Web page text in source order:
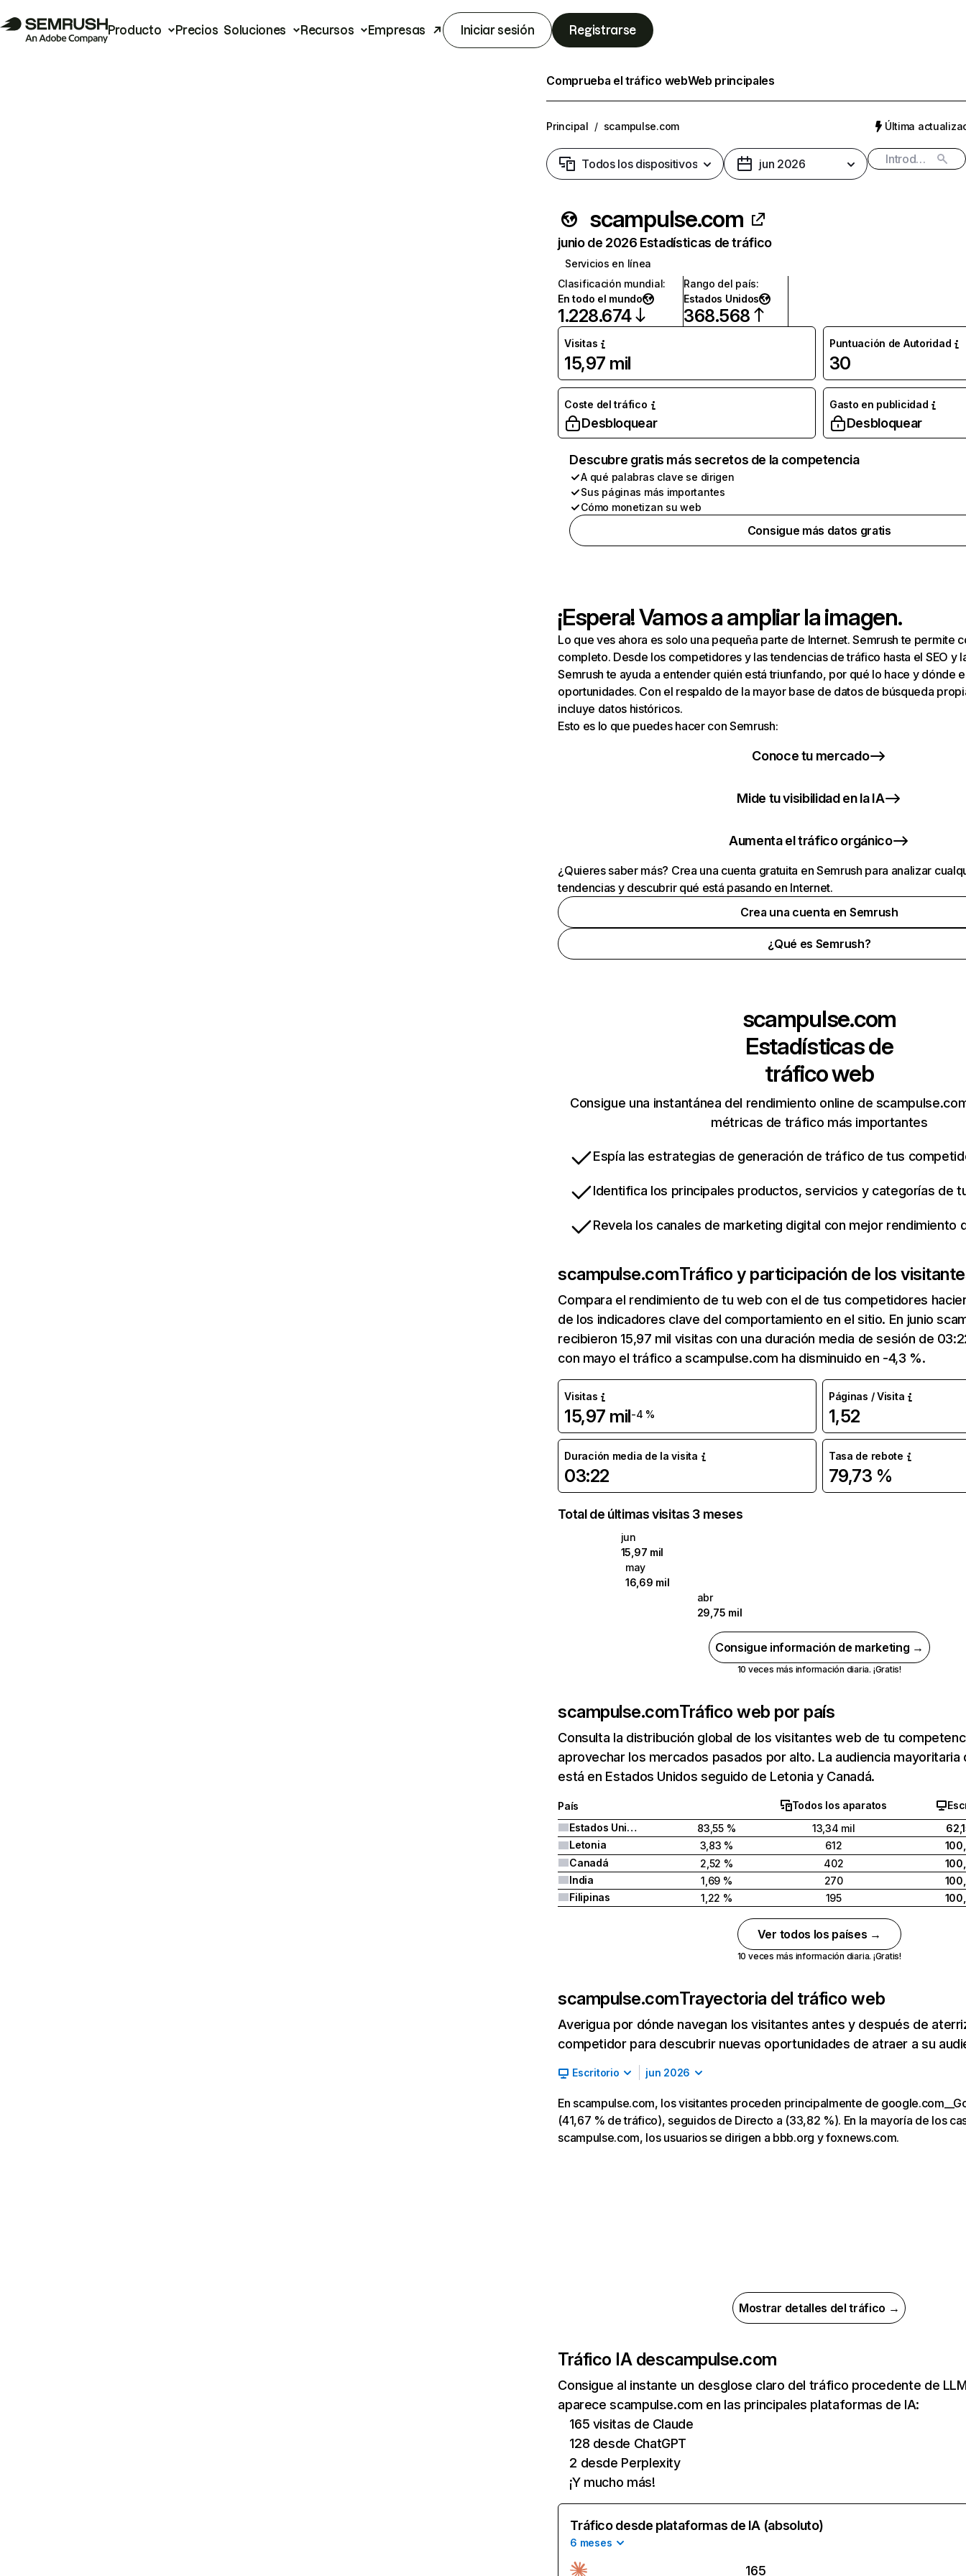
Producto Precios Soluciones Recursos Empresas Iniciar sesión Registrarse
Comprueba el tráfico webWeb principales
Principal / scampulse.com Última
Todos los dispositivos jun 2026
scampulse.com
junio de 2026 Estadísticas de tráfico
Servicios en línea
Clasificación mundial:
En todo el mundo
1.228.674
Rango del país:
Estados Unidos
368.568
Visitas
15,97 mil
Puntuación de Autoridad
30
Coste del tráfico
Desbloquear
Gasto en publicidad
Desbloquear
Descubre gratis más secretos de la competencia
A qué palabras clave se dirigen
Sus páginas más importantes
Cómo monetizan su web
Consigue más datos gratis
¡Espera! Vamos a ampliar la imagen.
Lo que ves ahora es solo una pequeña parte de Internet. Semrush te permite
completo. Desde los competidores y las tendencias de tráfico hasta el SEO y
Semrush te ayuda a entender quién está triunfando, por qué lo hace y dónde
oportunidades. Con el respaldo de la mayor base de datos de búsqueda
incluye datos históricos.
Esto es lo que puedes hacer con Semrush:
Conoce tu mercado
Mide tu visibilidad en la IA
Aumenta el tráfico orgánico
¿Quieres saber más? Crea una cuenta gratuita en Semrush para analizar
tendencias y descubrir qué está pasando en Internet.
Crea una cuenta en Semrush
¿Qué es Semrush?
scampulse.com
Estadísticas de
tráfico web
Consigue una instantánea del rendimiento online de
métricas de tráfico más importantes
Espía las estrategias de generación de tráfico de tus
Identifica los principales productos, servicios y categorías de
Revela los canales de marketing digital con mejor rendimiento
scampulse.comTráfico y participación de los
Compara el rendimiento de tu web con el de tus competidores
de los indicadores clave del comportamiento en el sitio. En junio
recibieron 15,97 mil visitas con una duración media de sesión de
con mayo el tráfico a scampulse.com ha disminuido en -4,3 %.
Visitas
15,97 mil-4 %
Páginas / Visita
1,52
Duración media de la visita
03:22
Tasa de rebote
79,73 %
Total de últimas visitas 3 meses
jun
15,97 mil
may
16,69 mil
abr
29,75 mil
Consigue información de marketing →
10 veces más información diaria. ¡Gratis!
scampulse.comTráfico web por país
Consulta la distribución global de los visitantes web de tu
aprovechar los mercados pasados por alto. La audiencia mayoritaria
está en Estados Unidos seguido de Letonia y Canadá.
País Todos los aparatos
Estados Unidos
83,55 % 13,34 mil
Letonia
3,83 % 612
Canadá
2,52 % 402
India
1,69 % 270
Filipinas
1,22 % 195
Ver todos los países →
10 veces más información diaria. ¡Gratis!
scampulse.comTrayectoria del tráfico web
Averigua por dónde navegan los visitantes antes y después de
competidor para descubrir nuevas oportunidades de atraer a su
Escritorio jun 2026
En scampulse.com, los visitantes proceden principalmente de
(41,67 % de tráfico), seguidos de Directo a (33,82 %). En la mayoría de los
scampulse.com, los usuarios se dirigen a bbb.org y foxnews.com.
Mostrar detalles del tráfico →
Tráfico IA descampulse.com
Consigue al instante un desglose claro del tráfico procedente de
aparece scampulse.com en las principales plataformas de IA:
165 visitas de Claude
128 desde ChatGPT
2 desde Perplexity
¡Y mucho más!
Tráfico desde plataformas de IA (absoluto)
6 meses
165